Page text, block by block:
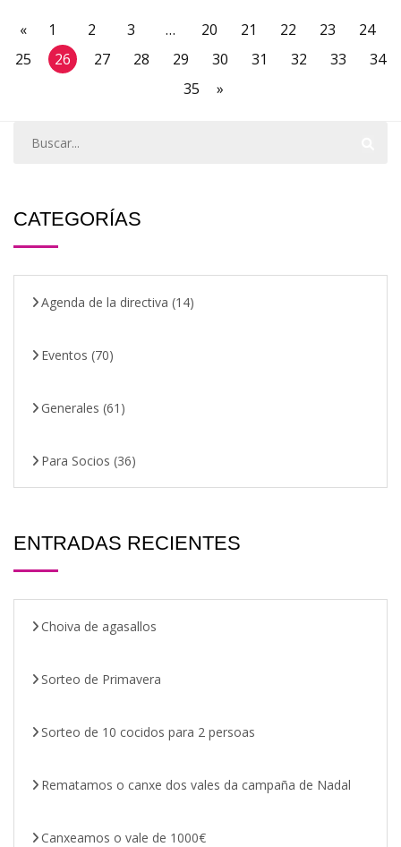
« 1 2 3 … 20 21 22 23
24
25
26 27 28 29 30 31 32 33
34
35
»
CATEGORÍAS
Agenda de la directiva (14)
Eventos (70)
Generales (61)
Para Socios (36)
ENTRADAS RECIENTES
Choiva de agasallos
Sorteo de Primavera
Sorteo de 10 cocidos para 2 persoas
Rematamos o canxe dos vales da campaña de Nadal
Canxeamos o vale de 1000€